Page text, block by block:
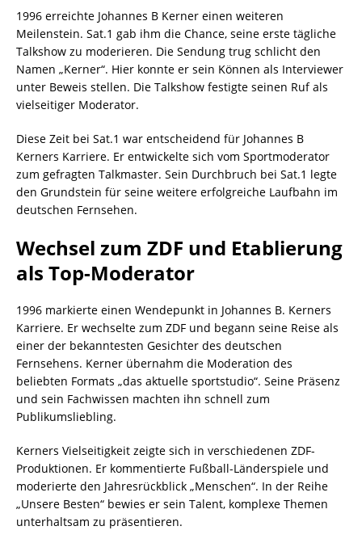
1996 erreichte Johannes B Kerner einen weiteren
Meilenstein. Sat.1 gab ihm die Chance, seine erste tägliche
Talkshow zu moderieren. Die Sendung trug schlicht den
Namen „Kerner“. Hier konnte er sein Können als Interviewer
unter Beweis stellen. Die Talkshow festigte seinen Ruf als
vielseitiger Moderator.
Diese Zeit bei Sat.1 war entscheidend für Johannes B
Kerners Karriere. Er entwickelte sich vom Sportmoderator
zum gefragten Talkmaster. Sein Durchbruch bei Sat.1 legte
den Grundstein für seine weitere erfolgreiche Laufbahn im
deutschen Fernsehen.
Wechsel zum ZDF und Etablierung
als Top-Moderator
1996 markierte einen Wendepunkt in Johannes B. Kerners
Karriere. Er wechselte zum ZDF und begann seine Reise als
einer der bekanntesten Gesichter des deutschen
Fernsehens. Kerner übernahm die Moderation des
beliebten Formats „das aktuelle sportstudio“. Seine Präsenz
und sein Fachwissen machten ihn schnell zum
Publikumsliebling.
Kerners Vielseitigkeit zeigte sich in verschiedenen ZDF-
Produktionen. Er kommentierte Fußball-Länderspiele und
moderierte den Jahresrückblick „Menschen“. In der Reihe
„Unsere Besten“ bewies er sein Talent, komplexe Themen
unterhaltsam zu präsentieren.